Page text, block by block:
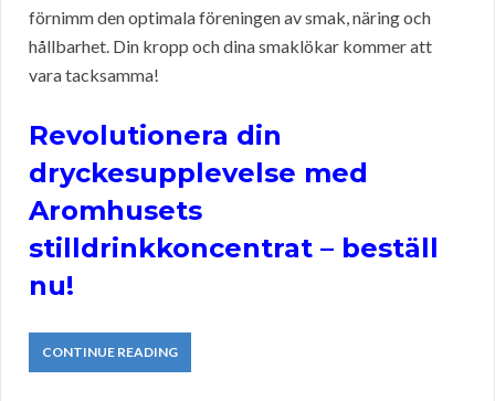
förnimm den optimala föreningen av smak, näring och
hållbarhet. Din kropp och dina smaklökar kommer att
vara tacksamma!
Revolutionera din
dryckesupplevelse med
Aromhusets
stilldrinkkoncentrat – beställ
nu!
CONTINUE READING